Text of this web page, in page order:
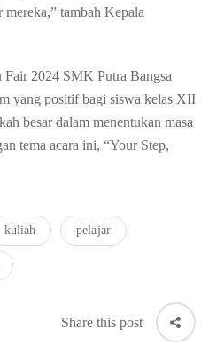
tambah Kepala
2024 SMK Putra Bangsa
yang positif bagi siswa kelas XII
besar dalam menentukan masa
tema acara ini, “Your Step,
kuliah pelajar
Share this post